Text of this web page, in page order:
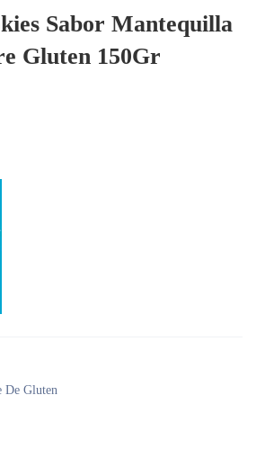
Sabor Mantequilla
Gluten 150Gr
De Gluten